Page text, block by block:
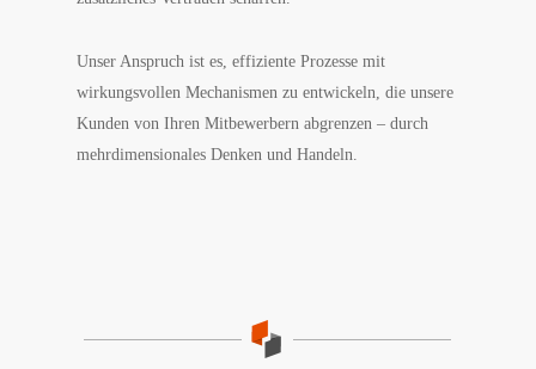
Unser Anspruch ist es, effiziente Prozesse mit
wirkungsvollen Mechanismen zu entwickeln, die unsere
Kunden von Ihren Mitbewerbern abgrenzen – durch
mehrdimensionales Denken und Handeln.